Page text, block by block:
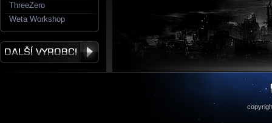
ThreeZero
Weta Workshop